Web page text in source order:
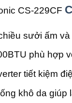
CS-229CF
sưởi ấm và
phù hợp
tiết kiệm
khô da giúp